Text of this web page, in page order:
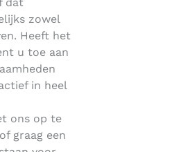
zowel
Heeft het
u toe aan
in heel
ons op te
graag een